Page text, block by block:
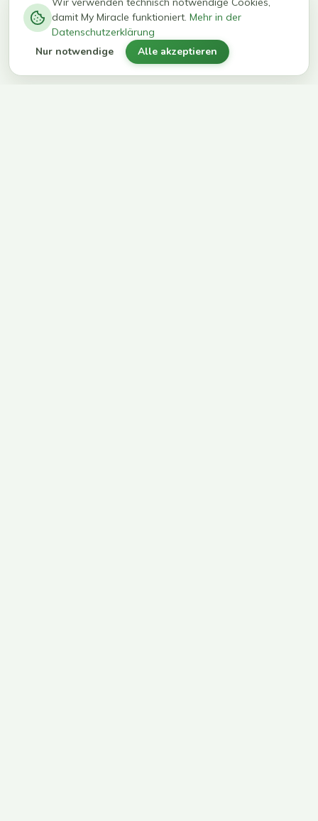
kg in 12
Wochen
erreichen
ihr Ziel
damit My Miracle funktioniert. Mehr in der
Datenschutzerklärung
Nur notwendige Alle akzeptieren